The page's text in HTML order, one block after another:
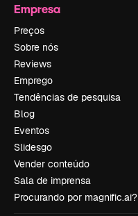
Empresa
Preços
Sobre nós
Reviews
Emprego
Tendências de pesquisa
Blog
Eventos
Slidesgo
Vender conteúdo
Sala de imprensa
Procurando por magnific.ai?